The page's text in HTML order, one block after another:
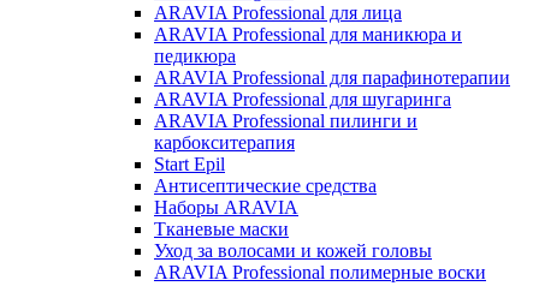
ARAVIA Professional для лица
ARAVIA Professional для маникюра и
педикюра
ARAVIA Professional для парафинотерапии
ARAVIA Professional для шугаринга
ARAVIA Professional пилинги и
карбокситерапия
Start Epil
Антисептические средства
Наборы ARAVIA
Тканевые маски
Уход за волосами и кожей головы
ARAVIA Professional полимерные воски